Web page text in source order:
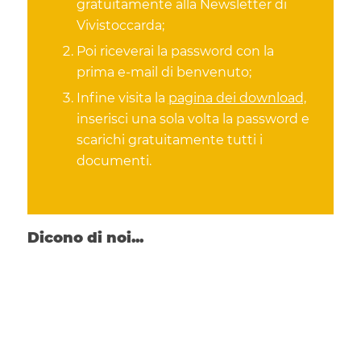
gratuitamente alla Newsletter di
Vivistoccarda;
Poi riceverai la password con la
prima e-mail di benvenuto;
Infine visita la pagina dei download,
inserisci una sola volta la password e
scarichi gratuitamente tutti i
documenti.
Dicono di noi...